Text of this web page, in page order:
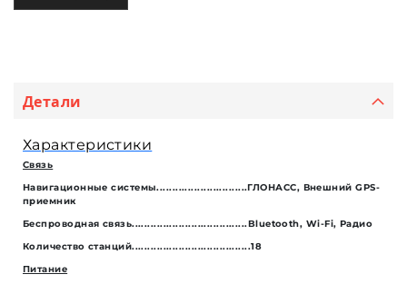
Детали
Характеристики
Связь
Навигационные системы.............................ГЛОНАСС, Внешний GPS-
приемник
Беспроводная связь.....................................Bluetooth, Wi-Fi, Радио
Количество станций......................................18
Питание